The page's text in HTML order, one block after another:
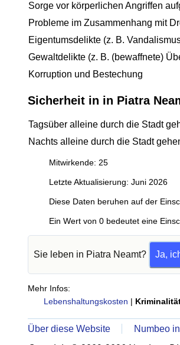
Sorge vor körperlichen Angriffen
Probleme im Zusammenhang mit
Eigentumsdelikte (z. B.
Gewaltdelikte (z. B. (bewaffnete)
Korruption und Bestechung
Sicherheit in in Piatra
Tagsüber alleine durch die Stadt
Nachts alleine durch die Stadt
Mitwirkende: 25
Letzte Aktualisierung: Juni 2026
Diese Daten beruhen auf der
Ein Wert von 0 bedeutet eine
Sie leben in Piatra Neamt? Ja,
Mehr Infos:
Lebenshaltungskosten |
Über diese Website
Numbeo